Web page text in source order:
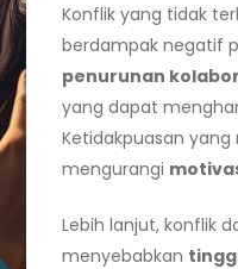
Konflik yang tidak
berdampak negatif
penurunan
yang dapat
Ketidakpuasan
mengurangi
Lebih lanjut, konflik
menyebabkan